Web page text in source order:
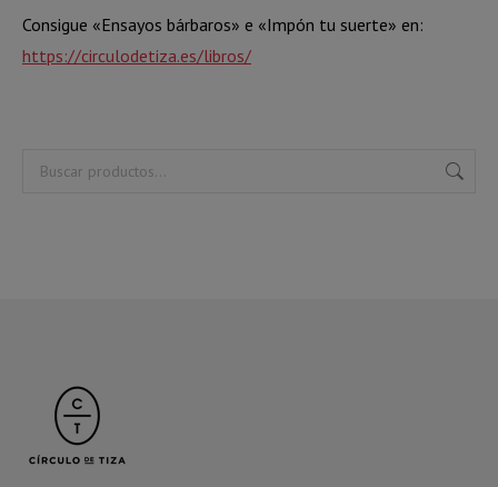
Consigue «Ensayos bárbaros» e «Impón tu suerte» en:
https://circulodetiza.es/libros/